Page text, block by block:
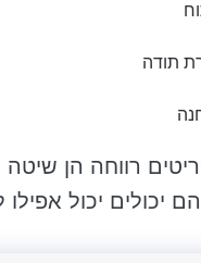
תודה
רווחה הן
יכול אפילו